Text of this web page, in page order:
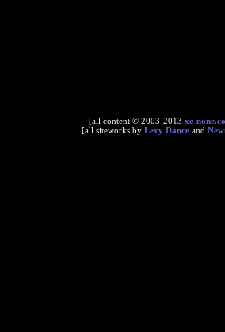
[all content © 2003-2013 xe-
[all siteworks by Lexy Danceand